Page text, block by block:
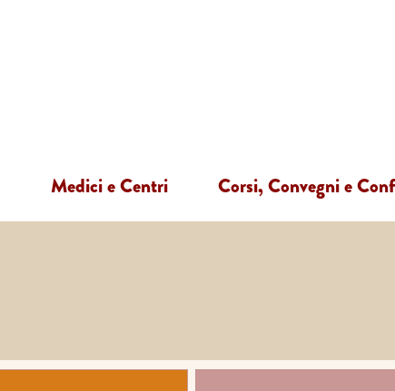
Medici e Centri Corsi, Convegni e